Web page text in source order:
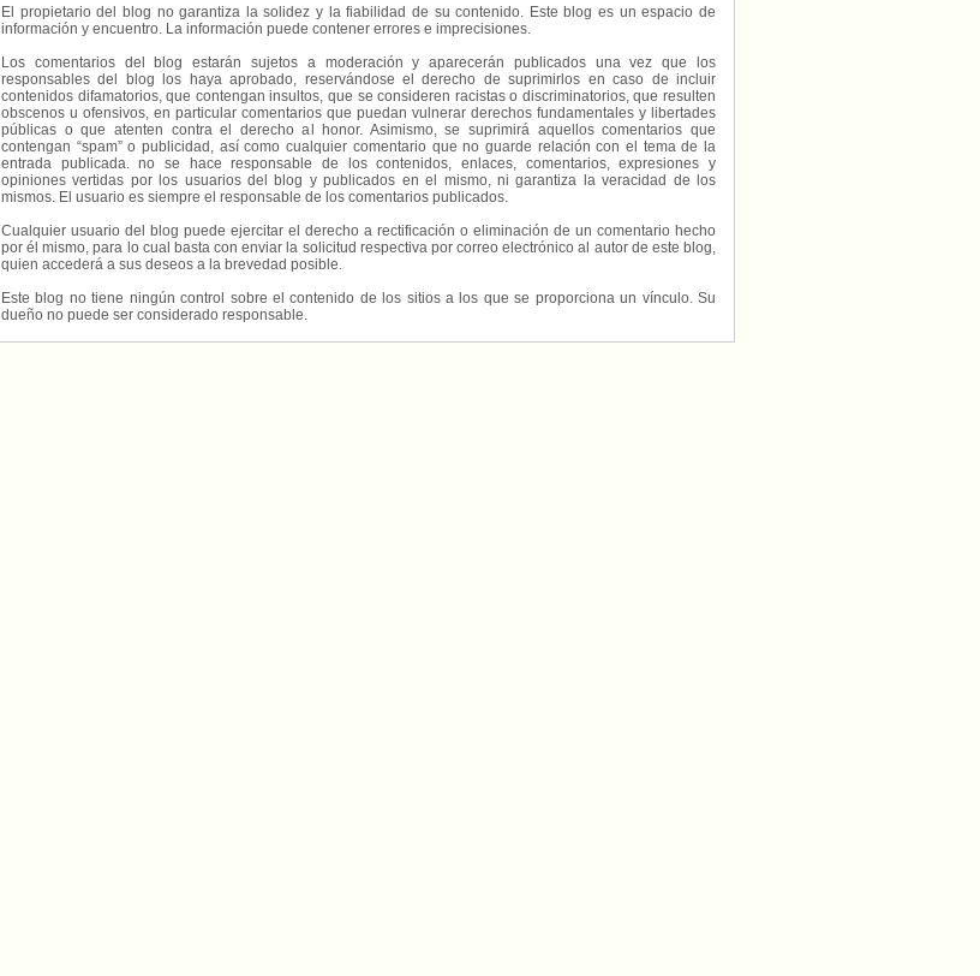
El propietario del blog no garantiza la solidez y la fiabilidad de su contenido. Este blog es un espacio de
información y encuentro. La información puede contener errores e imprecisiones.
Los comentarios del blog estarán sujetos a moderación y aparecerán publicados una vez que los
responsables del blog los haya aprobado, reservándose el derecho de suprimirlos en caso de incluir
contenidos difamatorios, que contengan insultos, que se consideren racistas o discriminatorios, que resulten
obscenos u ofensivos, en particular comentarios que puedan vulnerar derechos fundamentales y libertades
públicas o que atenten contra el derecho al honor. Asimismo, se suprimirá aquellos comentarios que
contengan “spam” o publicidad, así como cualquier comentario que no guarde relación con el tema de la
entrada publicada. no se hace responsable de los contenidos, enlaces, comentarios, expresiones y
opiniones vertidas por los usuarios del blog y publicados en el mismo, ni garantiza la veracidad de los
mismos. El usuario es siempre el responsable de los comentarios publicados.
Cualquier usuario del blog puede ejercitar el derecho a rectificación o eliminación de un comentario hecho
por él mismo, para lo cual basta con enviar la solicitud respectiva por correo electrónico al autor de este blog,
quien accederá a sus deseos a la brevedad posible.
Este blog no tiene ningún control sobre el contenido de los sitios a los que se proporciona un vínculo. Su
dueño no puede ser considerado responsable.